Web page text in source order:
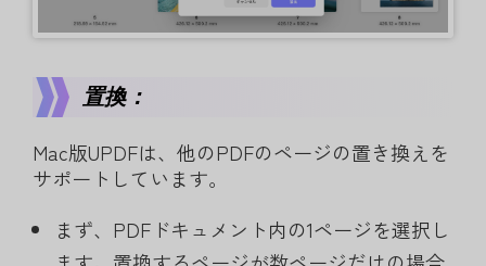
置換：
Mac版UPDFは、他のPDFのページの置き換えを
サポートしています。
まず、PDFドキュメント内の1ページを選択し